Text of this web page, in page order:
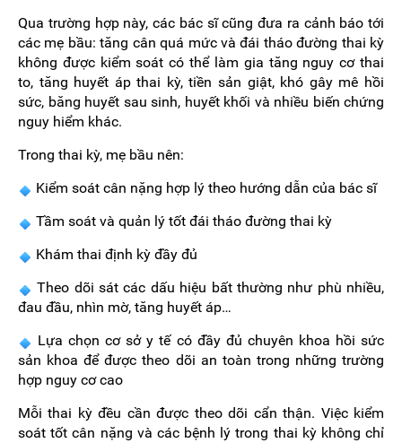
Qua trường hợp này, các bác sĩ cũng đưa ra cảnh báo tới
các mẹ bầu: tăng cân quá mức và đái tháo đường thai kỳ
không được kiểm soát có thể làm gia tăng nguy cơ thai
to, tăng huyết áp thai kỳ, tiền sản giật, khó gây mê hồi
sức, băng huyết sau sinh, huyết khối và nhiều biến chứng
nguy hiểm khác.
Trong thai kỳ, mẹ bầu nên:
Kiểm soát cân nặng hợp lý theo hướng dẫn của bác sĩ
Tầm soát và quản lý tốt đái tháo đường thai kỳ
Khám thai định kỳ đầy đủ
Theo dõi sát các dấu hiệu bất thường như phù nhiều,
đau đầu, nhìn mờ, tăng huyết áp…
Lựa chọn cơ sở y tế có đầy đủ chuyên khoa hồi sức
sản khoa để được theo dõi an toàn trong những trường
hợp nguy cơ cao
Mỗi thai kỳ đều cần được theo dõi cẩn thận. Việc kiểm
soát tốt cân nặng và các bệnh lý trong thai kỳ không chỉ